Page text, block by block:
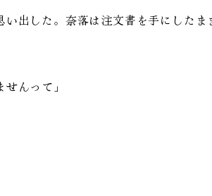
出した。奈落は注文書を手にしたま
んって」